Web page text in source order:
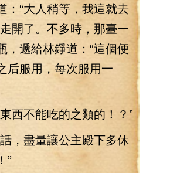
：“大人稍等，我這就去
開了。不多時，那臺一
遞給林錚道：“這個便
后服用，每次服用一
不能吃的之類的！？”
，盡量讓公主殿下多休
”